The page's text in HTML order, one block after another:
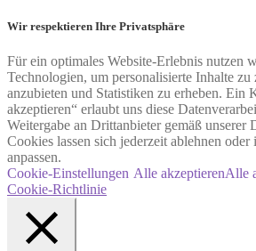
Wir respektieren Ihre Privatsphäre
Für ein optimales Website-Erlebnis nutzen
Technologien, um personalisierte Inhalte zu
anzubieten und Statistiken zu erheben. Ein
akzeptieren“ erlaubt uns diese
Weitergabe an Drittanbieter gemäß unserer
Cookies lassen sich jederzeit ablehnen
anpassen.
Cookie-Einstellungen Alle akzeptierenAlle
Cookie-Richtlinie